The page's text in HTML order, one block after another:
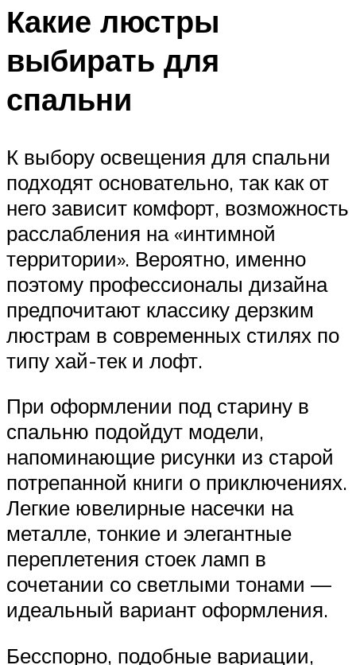
Какие люстры
выбирать для
спальни
К выбору освещения для спальни
подходят основательно, так как от
него зависит комфорт, возможность
расслабления на «интимной
территории». Вероятно, именно
поэтому профессионалы дизайна
предпочитают классику дерзким
люстрам в современных стилях по
типу хай-тек и лофт.
При оформлении под старину в
спальню подойдут модели,
напоминающие рисунки из старой
потрепанной книги о приключениях.
Легкие ювелирные насечки на
металле, тонкие и элегантные
переплетения стоек ламп в
сочетании со светлыми тонами —
идеальный вариант оформления.
Бесспорно, подобные вариации,